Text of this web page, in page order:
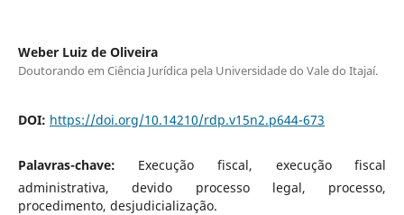
Weber Luiz de Oliveira
Doutorando em Ciência Jurídica pela Universidade do Vale do Itajaí.
DOI: https://doi.org/10.14210/rdp.v15n2.p644-673
Palavras-chave: Execução fiscal, execução fiscal
administrativa, devido processo legal, processo,
procedimento, desjudicialização.